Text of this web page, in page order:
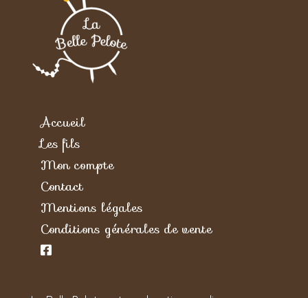
Accueil
Les fils
Mon compte
Contact
Mentions légales
Conditions générales de vente